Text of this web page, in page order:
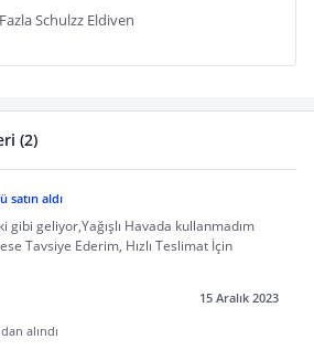
Schulzz Eldiven
(2)
satın aldı
gibi geliyor,Yağışlı Havada kullanmadım
Tavsiye Ederim, Hızlı Teslimat İçin
15 Aralık 2023
alındı